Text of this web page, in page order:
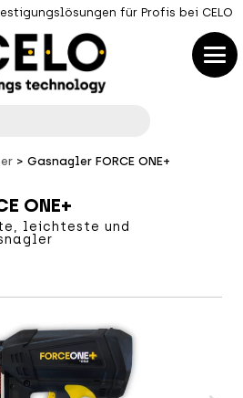
für Profis bei CELO
Gasnagler FORCE ONE+
ONE+
leichteste und